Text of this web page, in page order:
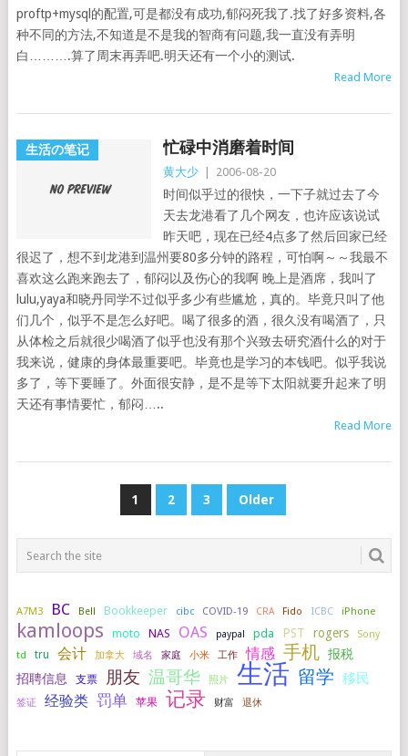
proftp+mysql的配置,可是都没有成功,郁闷死我了.找了好多资料,各
种不同的方法,不知道是不是我的智商有问题,我一直没有弄明
白……….算了周末再弄吧.明天还有一个小的测试.
Read More
生活の笔记 忙碌中消磨着时间
黄大少 2006-08-20
时间似乎过的很快，一下子就过去了今
天去龙港看了几个网友，也许应该说试
昨天吧，现在已经4点多了然后回家已经
很迟了，想不到龙港到温州要80多分钟的路程，可怕啊～～我最不
喜欢这么跑来跑去了，郁闷以及伤心的我啊 晚上是酒席，我叫了
lulu,yaya和晓丹同学不过似乎多少有些尴尬，真的。毕竟只叫了他
们几个，似乎不是怎么好吧。喝了很多的酒，很久没有喝酒了，只
从体检之后就很少喝酒了似乎也没有那个兴致去研究酒什么的对于
我来说，健康的身体最重要吧。毕竟也是学习的本钱吧。似乎我说
多了，等下要睡了。外面很安静，是不是等下太阳就要升起来了明
天还有事情要忙，郁闷…..
Read More
1 2 3 Older
A7M3 BC Bell Bookkeeper cibc COVID-19 CRA Fido ICBC iPhone
kamloops moto NAS OAS paypal pda PST rogers
Sony
td
tru 会计 加拿大 域名 家庭 小米 工作 情感 手机 报税
招聘信息
支票 朋友 温哥华 照片 生活 留学 移民
签证 经验类 罚单 苹果 记录 财富 退休